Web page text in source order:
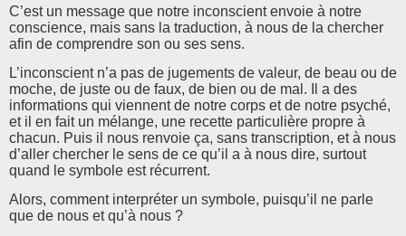
C’est un message que notre inconscient envoie à notre
conscience, mais sans la traduction, à nous de la chercher
afin de comprendre son ou ses sens.
L’inconscient n’a pas de jugements de valeur, de beau ou de
moche, de juste ou de faux, de bien ou de mal. Il a des
informations qui viennent de notre corps et de notre psyché,
et il en fait un mélange, une recette particulière propre à
chacun. Puis il nous renvoie ça, sans transcription, et à nous
d’aller chercher le sens de ce qu’il a à nous dire, surtout
quand le symbole est récurrent.
Alors, comment interpréter un symbole, puisqu’il ne parle
que de nous et qu’à nous ?